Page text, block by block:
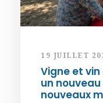
19 JUILLET
Vigne et vin
un
nouveaux